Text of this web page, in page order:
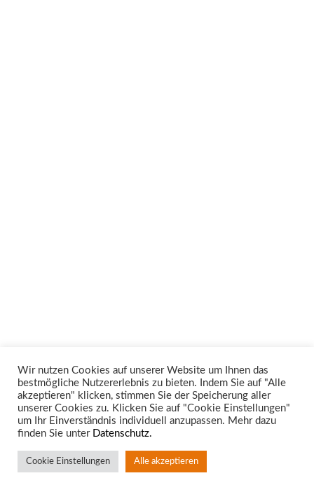
Unsere Rechtsgebiete
Wir nutzen Cookies auf unserer Website um Ihnen das
bestmögliche Nutzererlebnis zu bieten. Indem Sie auf "Alle
akzeptieren" klicken, stimmen Sie der Speicherung aller
unserer Cookies zu. Klicken Sie auf "Cookie Einstellungen"
um Ihr Einverständnis individuell anzupassen. Mehr dazu
finden Sie unter Datenschutz.
Cookie Einstellungen Alle akzeptieren